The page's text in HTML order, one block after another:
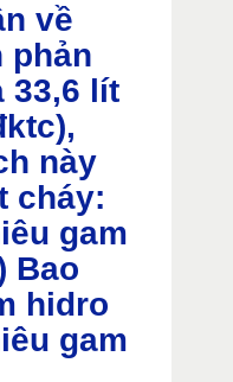
về
phản
33,6 lít
này
cháy:
gam
Bao
hidro
gam